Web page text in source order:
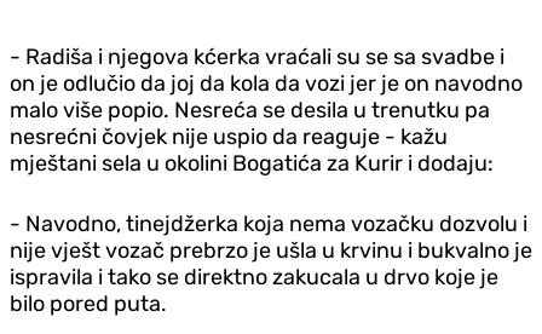
- Radiša i njegova kćerka vraćali su se sa svadbe i
on je odlučio da joj da kola da vozi jer je on navodno
malo više popio. Nesreća se desila u trenutku pa
nesrećni čovjek nije uspio da reaguje - kažu
mještani sela u okolini Bogatića za Kurir i dodaju:
- Navodno, tinejdžerka koja nema vozačku dozvolu i
nije vješt vozač prebrzo je ušla u krvinu i bukvalno je
ispravila i tako se direktno zakucala u drvo koje je
bilo pored puta.